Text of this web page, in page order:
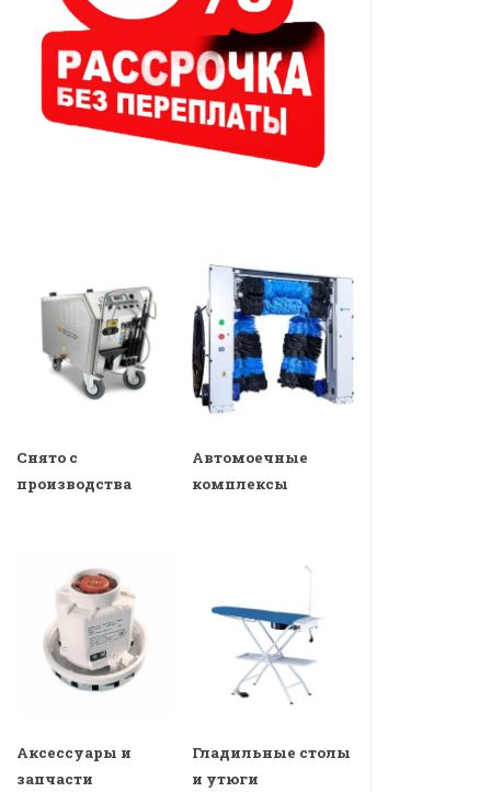
Снято с
производства
Автомоечные
комплексы
Аксессуары и
запчасти
Гладильные столы
и утюги